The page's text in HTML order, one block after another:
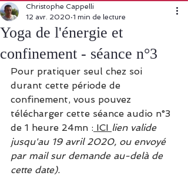
Yoga de l'énergie et
confinement - séance n°3
Christophe Cappelli
12 avr. 2020 1 min de lecture
Pour pratiquer seul chez soi
durant cette période de
confinement, vous pouvez
télécharger cette séance audio n°3
de 1 heure 24mn : ICI lien valide
jusqu'au 19 avril 2020, ou envoyé
par mail sur demande au-delà de
cette date).